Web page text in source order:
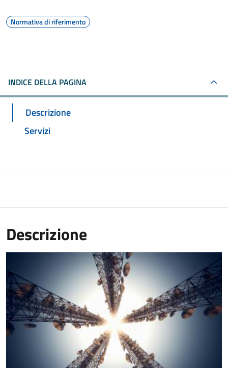
Normativa di riferimento
INDICE DELLA PAGINA
Descrizione
Servizi
Descrizione